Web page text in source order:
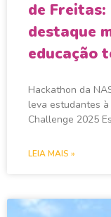
de
destaque
educação
Hackathon da
leva estudantes
Challenge 2025
LEIA MAIS »